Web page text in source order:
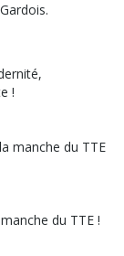
!
manche du TTE
du TTE !